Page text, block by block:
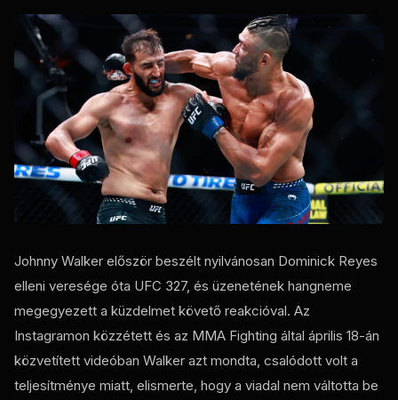
Johnny Walker először beszélt nyilvánosan Dominick Reyes
elleni veresége óta UFC 327, és üzenetének hangneme
megegyezett a küzdelmet követő reakcióval. Az
Instagramon közzétett és az MMA Fighting által április 18-án
közvetített videóban Walker azt mondta, csalódott volt a
teljesítménye miatt, elismerte, hogy a viadal nem váltotta be